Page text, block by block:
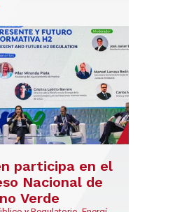
participa en el
Nacional de
Verde